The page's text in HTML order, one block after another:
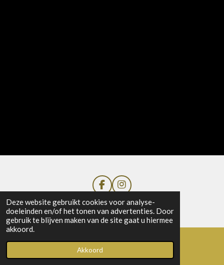
Deze website gebruikt cookies voor analyse-
doeleinden en/of het tonen van advertenties. Door
gebruik te blijven maken van de site gaat u hiermee
akkoord.
Akkoord
F
c
e
b
o
k
I
s
t
a
r
m
© 2020 - 2026 Sharing Food by Maginique
Facebook